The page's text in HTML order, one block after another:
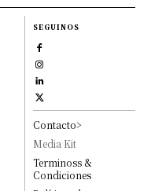
SEGUINOS
Contacto>
Media Kit
Terminoss &
Condiciones